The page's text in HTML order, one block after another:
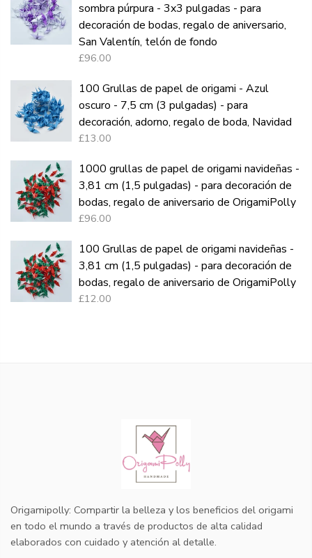
sombra púrpura - 3x3 pulgadas - para
decoración de bodas, regalo de aniversario,
San Valentín, telón de fondo
£96.00
100 Grullas de papel de origami - Azul
oscuro - 7,5 cm (3 pulgadas) - para
decoración, adorno, regalo de boda, Navidad
£13.00
1000 grullas de papel de origami navideñas -
3,81 cm (1,5 pulgadas) - para decoración de
bodas, regalo de aniversario de OrigamiPolly
£96.00
100 Grullas de papel de origami navideñas -
3,81 cm (1,5 pulgadas) - para decoración de
bodas, regalo de aniversario de OrigamiPolly
£12.00
Origamipolly: Compartir la belleza y los beneficios del origami
en todo el mundo a través de productos de alta calidad
elaborados con cuidado y atención al detalle.